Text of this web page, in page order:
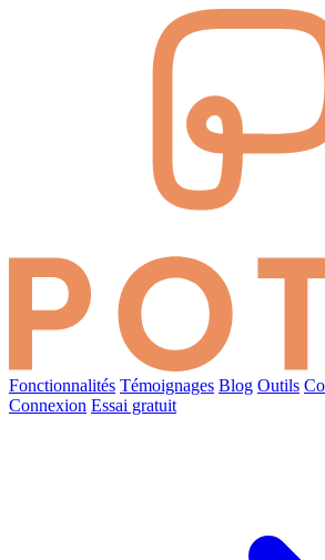
Fonctionnalités Témoignages Blog Outils
Connexion Essai gratuit